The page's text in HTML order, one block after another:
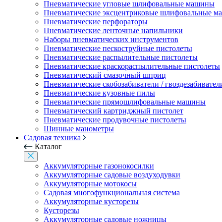
Пневматические угловые шлифовальные машины
Пневматические эксцентриковые шлифовальные
Пневматические перфораторы
Пневматические ленточные напильники
Наборы пневматических инструментов
Пневматические пескоструйные пистолеты
Пневматические распылительные пистолеты
Пневматические краскораспылительные пистолеты
Пневматический смазочный шприц
Пневматические скобозабиватели /
Пневматические кузовные пилы
Пневматические прямошлифовальные машины
Пневматический картриджный пистолет
Пневматические продувочные пистолеты
Шинные манометры
Садовая техника
Каталог
Аккумуляторные газонокосилки
Аккумуляторные садовые воздуходувки
Аккумуляторные мотокосы
Садовая многофункциональная система
Аккумуляторные кусторезы
Кусторезы
Аккумуляторные садовые ножницы